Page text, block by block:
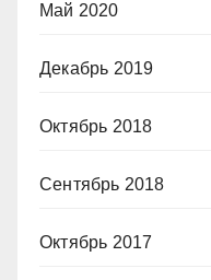
Май 2020
Декабрь 2019
Октябрь 2018
Сентябрь 2018
Октябрь 2017